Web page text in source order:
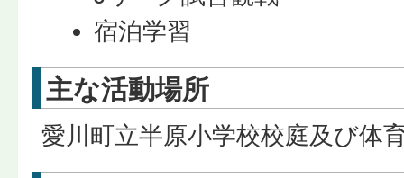
宿泊学習
主な活動場所
愛川町立半原小学校校庭及び体